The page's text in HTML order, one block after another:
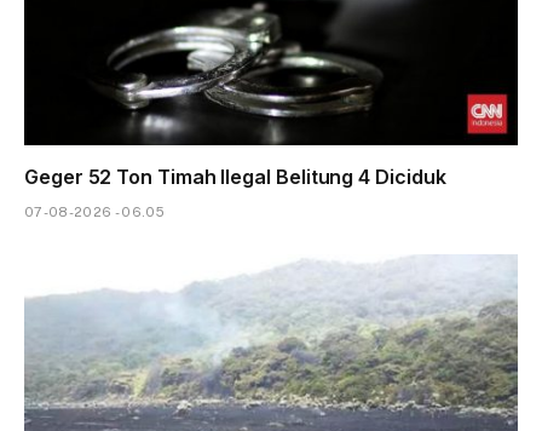
Geger 52 Ton Timah Ilegal Belitung 4 Diciduk
07-08-2026 - 06.05